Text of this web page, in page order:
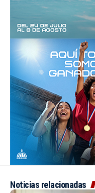
Noticias relacionadas